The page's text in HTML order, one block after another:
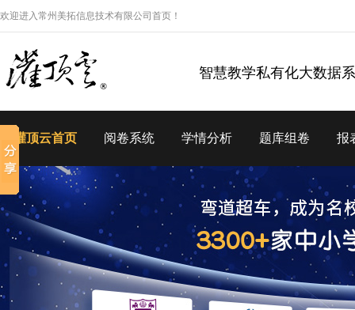
欢迎进入常州美拓信息技术有限公司首页！
智慧教学私有化大数据
灌顶云首页 阅卷系统 学情分析 题库组卷 报